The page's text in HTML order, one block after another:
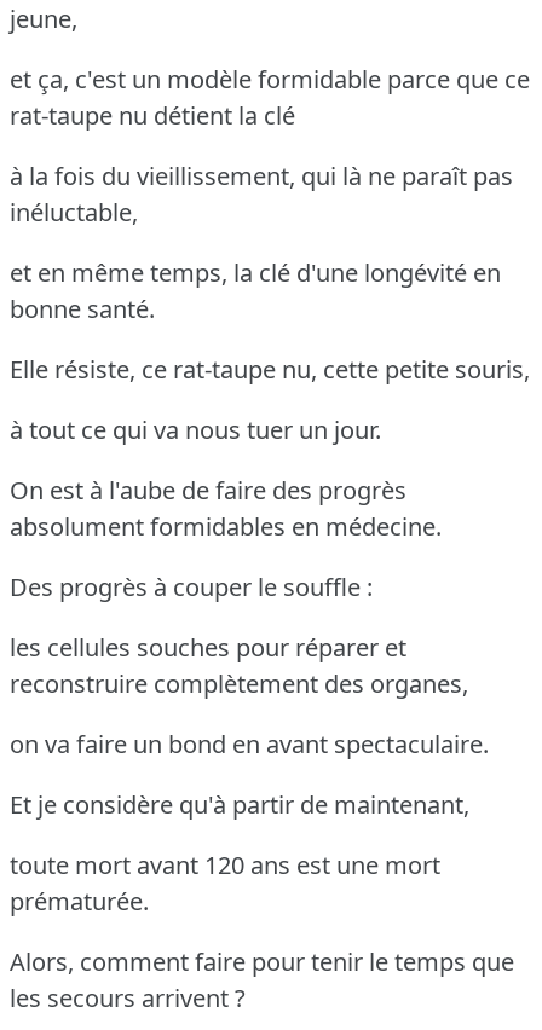
jeune,
et ça, c'est un modèle formidable parce que ce
rat-taupe nu détient la clé
à la fois du vieillissement, qui là ne paraît pas
inéluctable,
et en même temps, la clé d'une longévité en
bonne santé.
Elle résiste, ce rat-taupe nu, cette petite souris,
à tout ce qui va nous tuer un jour.
On est à l'aube de faire des progrès
absolument formidables en médecine.
Des progrès à couper le souffle :
les cellules souches pour réparer et
reconstruire complètement des organes,
on va faire un bond en avant spectaculaire.
Et je considère qu'à partir de maintenant,
toute mort avant 120 ans est une mort
prématurée.
Alors, comment faire pour tenir le temps que
les secours arrivent ?